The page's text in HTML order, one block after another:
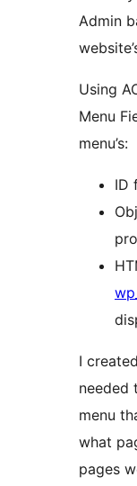
Admin
Using
Menu
menu’s:
ID
I
needed
menu
what
pages